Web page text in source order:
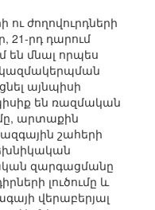
ու ժողովուրդների
21-րդ դարում
են մնալ որպես
այնպիսի
են ռազմական
արտաքին
շահերի
զարգացմանը
լուծումը և
վերաբերյալ